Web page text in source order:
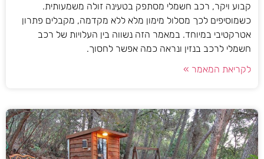
קבוע ויקר, רכב חשמלי מסתפק בטעינה זולה משמעותית.
כשמוסיפים לכך מסלול מימון מלא ללא מקדמה, מקבלים פתרון
אטרקטיבי במיוחד. במאמר הזה נשווה בין העלויות של רכב
חשמלי לרכב בנזין ונראה כמה אפשר לחסוך.
לקריאת המאמר »